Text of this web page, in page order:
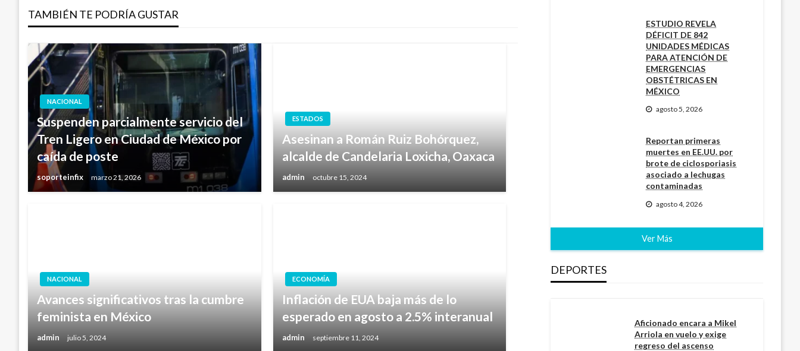
entradas
TAMBIÉN TE PODRÍA GUSTAR
NACIONAL
Suspenden parcialmente servicio del
Tren Ligero en Ciudad de México por
caída de poste
soporteinfix marzo 21, 2026
ESTADOS
Asesinan a Román Ruiz Bohórquez,
alcalde de Candelaria Loxicha, Oaxaca
admin octubre 15, 2024
NACIONAL
Avances significativos tras la cumbre
feminista en México
admin julio 5, 2024
ECONOMÍA
Inflación de EUA baja más de lo
esperado en agosto a 2.5% interanual
admin septiembre 11, 2024
ESTUDIO REVELA
DÉFICIT DE 842
UNIDADES MÉDICAS
PARA ATENCIÓN DE
EMERGENCIAS
OBSTÉTRICAS EN
MÉXICO
agosto 5, 2026
Reportan primeras
muertes en EE.UU. por
brote de ciclosporiasis
asociado a lechugas
contaminadas
agosto 4, 2026
Ver Más
DEPORTES
Aficionado encara a Mikel
Arriola en vuelo y exige
regreso del ascenso